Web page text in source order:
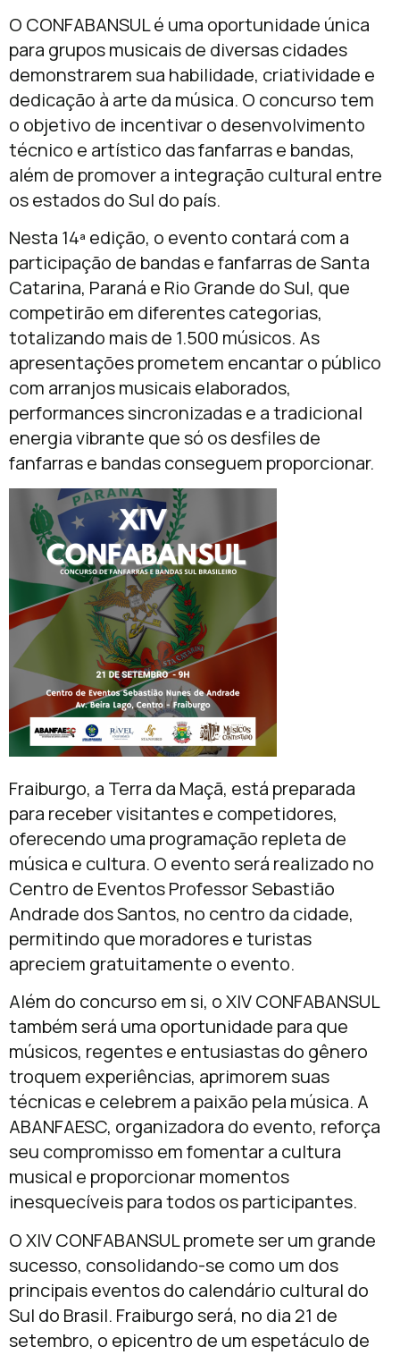
O CONFABANSUL é uma oportunidade única
para grupos musicais de diversas cidades
demonstrarem sua habilidade, criatividade e
dedicação à arte da música. O concurso tem
o objetivo de incentivar o desenvolvimento
técnico e artístico das fanfarras e bandas,
além de promover a integração cultural entre
os estados do Sul do país.
Nesta 14ª edição, o evento contará com a
participação de bandas e fanfarras de Santa
Catarina, Paraná e Rio Grande do Sul, que
competirão em diferentes categorias,
totalizando mais de 1.500 músicos. As
apresentações prometem encantar o público
com arranjos musicais elaborados,
performances sincronizadas e a tradicional
energia vibrante que só os desfiles de
fanfarras e bandas conseguem proporcionar.
Fraiburgo, a Terra da Maçã, está preparada
para receber visitantes e competidores,
oferecendo uma programação repleta de
música e cultura. O evento será realizado no
Centro de Eventos Professor Sebastião
Andrade dos Santos, no centro da cidade,
permitindo que moradores e turistas
apreciem gratuitamente o evento.
Além do concurso em si, o XIV CONFABANSUL
também será uma oportunidade para que
músicos, regentes e entusiastas do gênero
troquem experiências, aprimorem suas
técnicas e celebrem a paixão pela música. A
ABANFAESC, organizadora do evento, reforça
seu compromisso em fomentar a cultura
musical e proporcionar momentos
inesquecíveis para todos os participantes.
O XIV CONFABANSUL promete ser um grande
sucesso, consolidando-se como um dos
principais eventos do calendário cultural do
Sul do Brasil. Fraiburgo será, no dia 21 de
setembro, o epicentro de um espetáculo de